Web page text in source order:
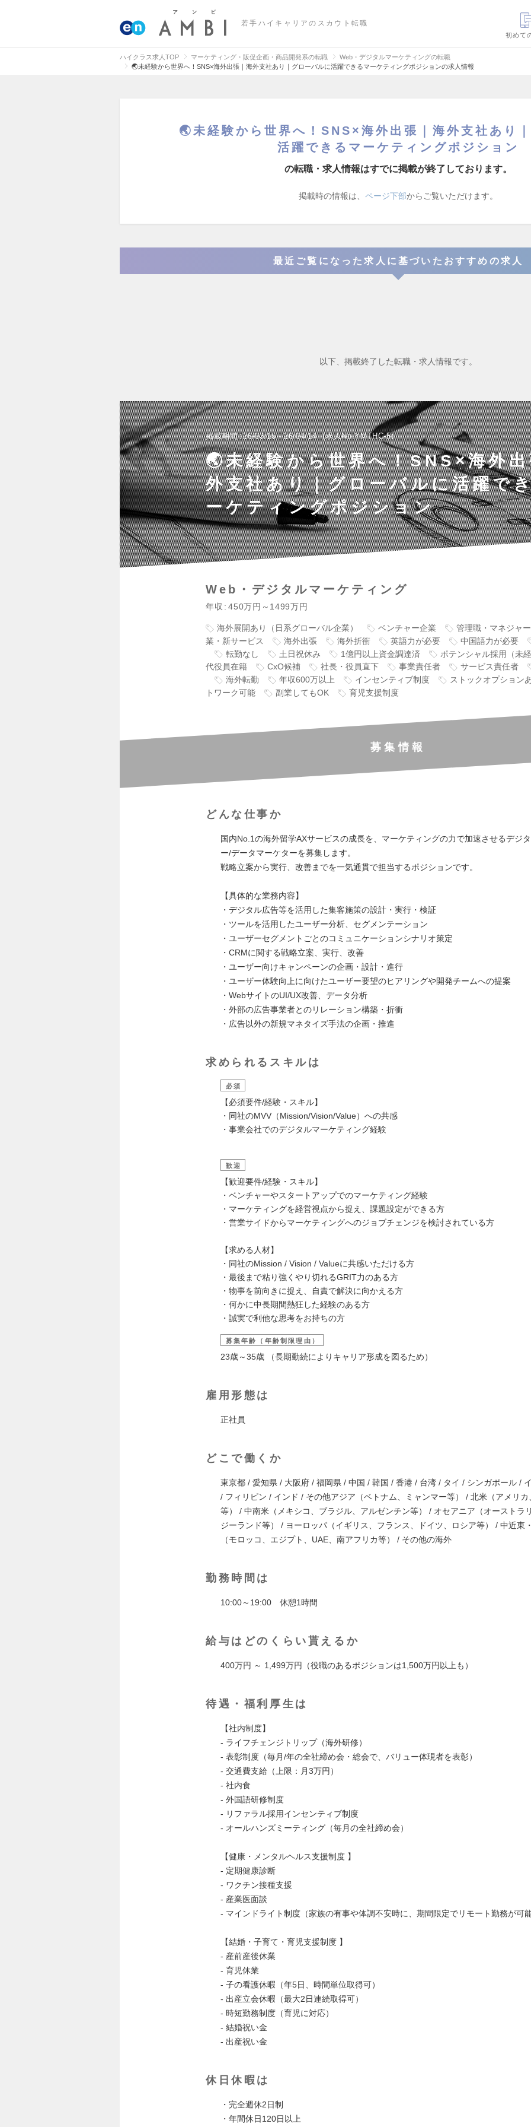
若手ハイキャリアのスカウト転職
初めて
ハイクラス求人TOP マーケティング・販促企画・商品開発系の転職
Web・デジタルマーケティングの転職
🌏未経験から世界へ！SNS×海外出張｜海外支社あり｜グローバルに活躍できるマーケティングポジションの求人情報
🌏未経験から世界へ！SNS×海外出張｜海外支社あり
活躍できるマーケティングポジション
の転職・求人情報はすでに掲載が終了しております。
掲載時の情報は、 ページ下部からご覧いただけます。
最近ご覧になった求人に基づいたおすすめの求人
以下、掲載終了した転職・求人情報です。
掲載期間 26/03/16～26/04/14 求人No.YMTHC-5
🌏未経験から世界へ！SNS×海外
外支社あり｜グローバルに活躍で
ーケティングポジション
Web・デジタルマーケティング
年収 450万円～1499万円
海外展開あり（日系グローバル企業） ベンチャー企業 管理職・マネジャー
業・新サービス
海外出張 海外折衝 英語力が必要 中国語力が必要
転勤なし
土日祝休み 1億円以上資金調達済 ポテンシャル採用（未経
代役員在籍
CxO候補 社長・役員直下 事業責任者 サービス責任者
海外転勤
年収600万以上 インセンティブ制度 ストックオプション
トワーク可能
副業してもOK 育児支援制度
募集情報
どんな仕事か
国内No.1の海外留学AXサービスの成長を、マーケティングの力で加速させるデジ
ー/データマーケターを募集します。
戦略立案から実行、改善までを一気通貫で担当するポジションです。
【具体的な業務内容】
・デジタル広告等を活用した集客施策の設計・実行・検証
・ツールを活用したユーザー分析、セグメンテーション
・ユーザーセグメントごとのコミュニケーションシナリオ策定
・CRMに関する戦略立案、実行、改善
・ユーザー向けキャンペーンの企画・設計・進行
・ユーザー体験向上に向けたユーザー要望のヒアリングや開発チームへの提案
・WebサイトのUI/UX改善、データ分析
・外部の広告事業者とのリレーション構築・折衝
・広告以外の新規マネタイズ手法の企画・推進
求められるスキルは
必須
【必須要件/経験・スキル】
・同社のMVV（Mission/Vision/Value）への共感
・事業会社でのデジタルマーケティング経験
歓迎
【歓迎要件/経験・スキル】
・ベンチャーやスタートアップでのマーケティング経験
・マーケティングを経営視点から捉え、課題設定ができる方
・営業サイドからマーケティングへのジョブチェンジを検討されている方
【求める人材】
・同社のMission / Vision / Valueに共感いただける方
・最後まで粘り強くやり切れるGRIT力のある方
・物事を前向きに捉え、自責で解決に向かえる方
・何かに中長期間熱狂した経験のある方
・誠実で利他な思考をお持ちの方
募集年齢（年齢制限理由）
23歳～35歳 （長期勤続によりキャリア形成を図るため）
雇用形態は
正社員
どこで働くか
東京都 / 愛知県 / 大阪府 / 福岡県 / 中国 / 韓国 / 香港 / 台湾 / タイ / シンガポール /
/ フィリピン / インド / その他アジア（ベトナム、ミャンマー等） / 北米（アメリカ
等） / 中南米（メキシコ、ブラジル、アルゼンチン等） / オセアニア（オーストラ
ジーランド等） / ヨーロッパ（イギリス、フランス、ドイツ、ロシア等） / 中近東
（モロッコ、エジプト、UAE、南アフリカ等） / その他の海外
勤務時間は
10:00～19:00 休憩1時間
給与はどのくらい貰えるか
400万円 ～ 1,499万円（役職のあるポジションは1,500万円以上も）
待遇・福利厚生は
【社内制度】
- ライフチェンジトリップ（海外研修）
- 表彰制度（毎月/年の全社締め会・総会で、バリュー体現者を表彰）
- 交通費支給（上限：月3万円）
- 社内食
- 外国語研修制度
- リファラル採用インセンティブ制度
- オールハンズミーティング（毎月の全社締め会）
【健康・メンタルヘルス支援制度 】
- 定期健康診断
- ワクチン接種支援
- 産業医面談
- マインドライト制度（家族の有事や体調不安時に、期間限定でリモート勤務が可能
【結婚・子育て・育児支援制度 】
- 産前産後休業
- 育児休業
- 子の看護休暇（年5日、時間単位取得可）
- 出産立会休暇（最大2日連続取得可）
- 時短勤務制度（育児に対応）
- 結婚祝い金
- 出産祝い金
休日休暇は
・完全週休2日制
・年間休日120日以上